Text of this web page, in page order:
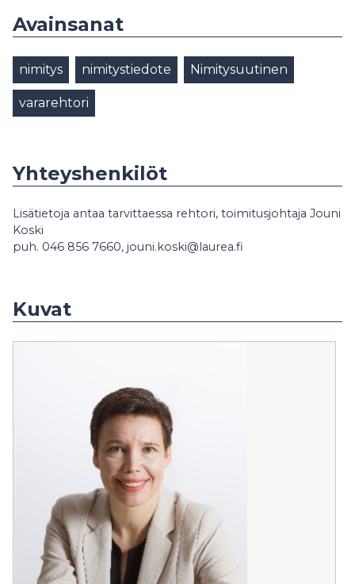
Avainsanat
nimitys nimitystiedote Nimitysuutinen
vararehtori
Yhteyshenkilöt
Lisätietoja antaa tarvittaessa rehtori, toimitusjohtaja Jouni
Koski
puh. 046 856 7660, jouni.koski@laurea.fi
Kuvat